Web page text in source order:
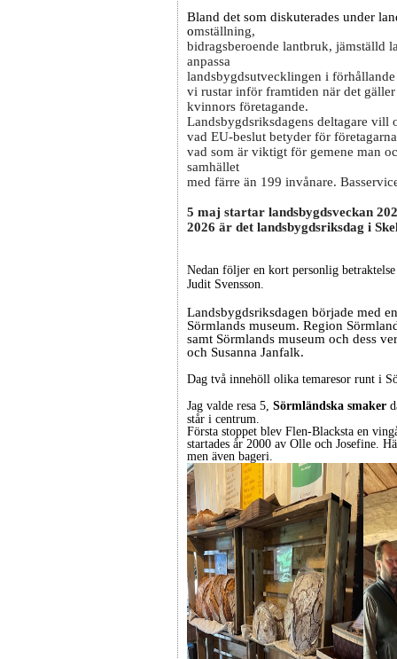
Bland det som diskuterades under
omställning,
bidragsberoende lantbruk, jämställd
anpassa
landsbygdsutvecklingen i
vi rustar inför framtiden när det
kvinnors företagande.
Landsbygdsriksdagens deltagare vill
vad EU-beslut betyder för
vad som är viktigt för gemene man
samhället
med färre än 199 invånare.
5 maj startar landsbygdsveckan
2026 är det landsbygdsriksdag i
Nedan följer en kort personlig
Judit Svensson.
Landsbygdsriksdagen började med
Sörmlands museum. Region
samt Sörmlands museum och dess
och Susanna Janfalk.
Dag två innehöll olika temaresor runt i
Jag valde resa 5, Sörmländska smaker
står i centrum.
Första stoppet blev Flen-Blacksta en
startades år 2000 av Olle och Josefine.
men även bageri.